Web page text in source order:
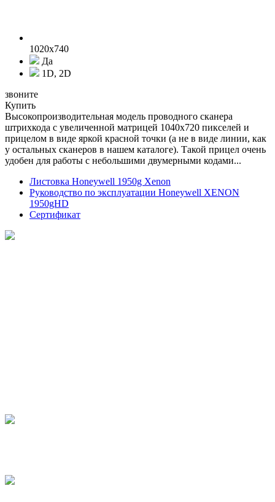
1020x740
Да
1D, 2D
звоните
Купить
Высокопроизводительная модель проводного сканера
штрихкода с увеличенной матрицей 1040x720 пикселей и
прицелом в виде яркой красной точки (а не в виде линии, как
у остальных сканеров в нашем каталоге). Такой прицел очень
удобен для работы с небольшими двумерными кодами...
Листовка Honeywell 1950g Xenon
Руководство по эксплуатации Honeywell XENON
1950gHD
Сертификат